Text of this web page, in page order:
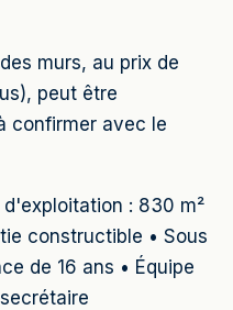
murs, au prix de
peut être
confirmer avec le
d'exploitation : 830 m²
constructible • Sous
de 16 ans • Équipe